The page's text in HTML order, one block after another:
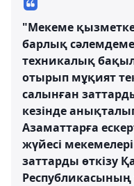
"Мекеме
барлық
техникалық
отырып мұқият
салынған
кезінде
Азаматтарға
жүйесі
заттарды өткізу